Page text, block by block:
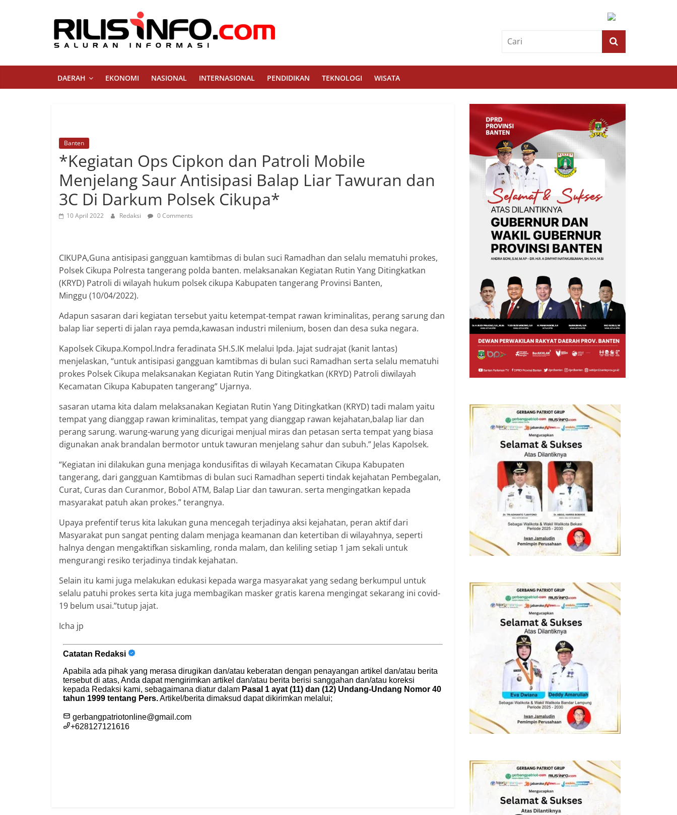
Rilis
Info
DAERAH EKONOMI NASIONAL INTERNASIONAL PENDIDIKAN TEKNOLOGI WISATA
Banten
*Kegiatan Ops Cipkon dan Patroli Mobile
Menjelang Saur Antisipasi Balap Liar Tawuran dan
3C Di Darkum Polsek Cikupa*
10 April 2022 Redaksi 0 Comments
CIKUPA,Guna antisipasi gangguan kamtibmas di bulan suci Ramadhan dan selalu mematuhi prokes,
Polsek Cikupa Polresta tangerang polda banten. melaksanakan Kegiatan Rutin Yang Ditingkatkan
(KRYD) Patroli di wilayah hukum polsek cikupa Kabupaten tangerang Provinsi Banten,
Minggu (10/04/2022).
Adapun sasaran dari kegiatan tersebut yaitu ketempat-tempat rawan kriminalitas, perang sarung dan
balap liar seperti di jalan raya pemda,kawasan industri milenium, bosen dan desa suka negara.
Kapolsek Cikupa.Kompol.Indra feradinata SH.S.IK melalui Ipda. Jajat sudrajat (kanit lantas)
menjelaskan, “untuk antisipasi gangguan kamtibmas di bulan suci Ramadhan serta selalu mematuhi
prokes Polsek Cikupa melaksanakan Kegiatan Rutin Yang Ditingkatkan (KRYD) Patroli diwilayah
Kecamatan Cikupa Kabupaten tangerang” Ujarnya.
sasaran utama kita dalam melaksanakan Kegiatan Rutin Yang Ditingkatkan (KRYD) tadi malam yaitu
tempat yang dianggap rawan kriminalitas, tempat yang dianggap rawan kejahatan,balap liar dan
perang sarung. warung-warung yang dicurigai menjual miras dan petasan serta tempat yang biasa
digunakan anak brandalan bermotor untuk tawuran menjelang sahur dan subuh.” Jelas Kapolsek.
“Kegiatan ini dilakukan guna menjaga kondusifitas di wilayah Kecamatan Cikupa Kabupaten
tangerang, dari gangguan Kamtibmas di bulan suci Ramadhan seperti tindak kejahatan Pembegalan,
Curat, Curas dan Curanmor, Bobol ATM, Balap Liar dan tawuran. serta mengingatkan kepada
masyarakat patuh akan prokes.” terangnya.
Upaya prefentif terus kita lakukan guna mencegah terjadinya aksi kejahatan, peran aktif dari
Masyarakat pun sangat penting dalam menjaga keamanan dan ketertiban di wilayahnya, seperti
halnya dengan mengaktifkan siskamling, ronda malam, dan keliling setiap 1 jam sekali untuk
mengurangi resiko terjadinya tindak kejahatan.
Selain itu kami juga melakukan edukasi kepada warga masyarakat yang sedang berkumpul untuk
selalu patuhi prokes serta kita juga membagikan masker gratis karena mengingat sekarang ini covid-
19 belum usai.”tutup jajat.
Icha jp